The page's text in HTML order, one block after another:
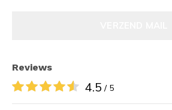
Reviews
4.5 / 5